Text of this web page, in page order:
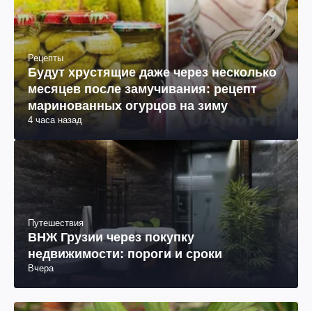
Рецепты
Будут хрустящие даже через несколько
месяцев после замучивания: рецепт
маринованных огурцов на зиму
4 часа назад
Путешествия
ВНЖ Грузии через покупку
недвижимости: пороги и сроки
Вчера